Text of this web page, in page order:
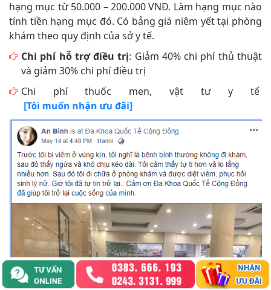
Chi phí hỗ trợ điều trị: Giảm 40% chi phí thủ thuật
và giảm 30% chi phí điều trị
Chi phí thuốc men, vật tư y tế
[Tôi muốn nhận ưu đãi]